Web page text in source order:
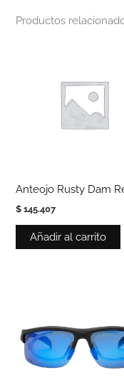
Productos
Anteojo Rusty Dam
$ 145.407
Añadir al carrito